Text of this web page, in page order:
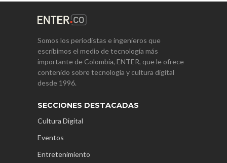
Somos los periodistas e ingenieros que
escribimos el medio de tecnología más
importante de Colombia, ENTER, que le ofrece
contenido sobre tecnología y cultura digital
desde 1996.
SECCIONES DESTACADAS
Cultura Digital
Eventos
Entretenimiento